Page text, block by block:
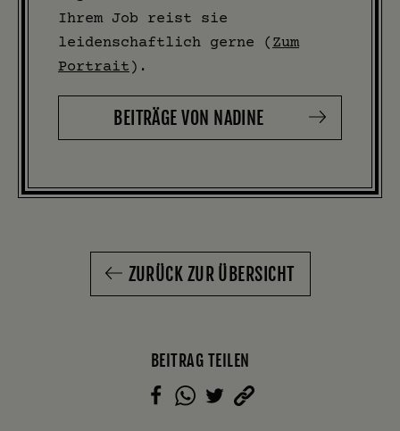
Ihrem Job reist sie
leidenschaftlich gerne ( Zum
Portrait ).
BEITRÄGE VON NADINE
ZURÜCK ZUR ÜBERSICHT
BEITRAG TEILEN